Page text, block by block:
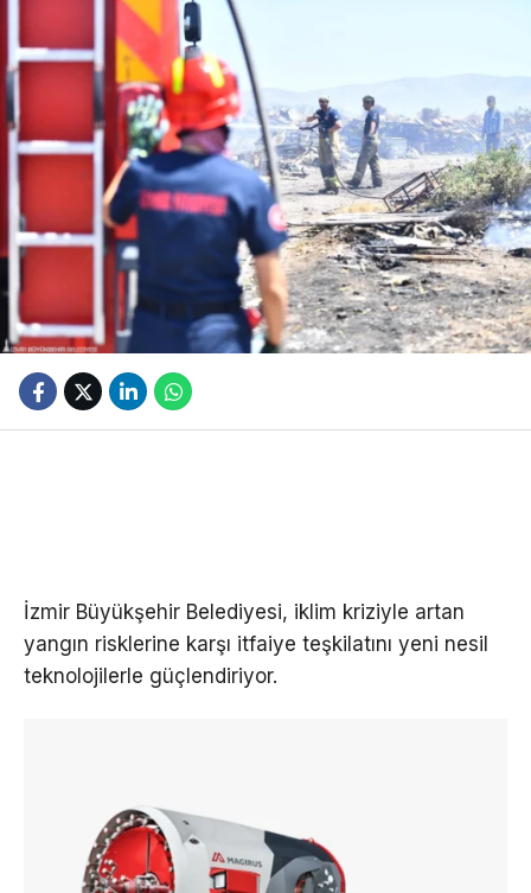
İzmir Büyükşehir Belediyesi, iklim kriziyle artan
yangın risklerine karşı itfaiye teşkilatını yeni nesil
teknolojilerle güçlendiriyor.